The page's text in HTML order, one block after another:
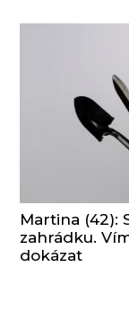
Martina (42):
zahrádku.
dokázat